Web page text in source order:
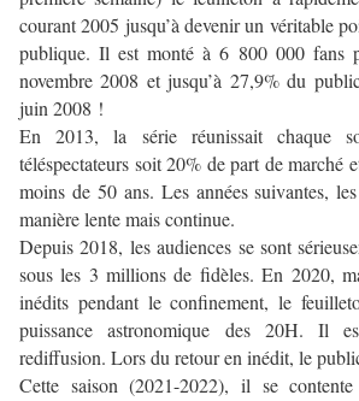
courant 2005 jusqu’à devenir un véritable
publique. Il est monté à 6 800 000 fans
novembre 2008 et jusqu’à 27,9% du
juin 2008 !
En 2013, la série réunissait chaque
téléspectateurs soit 20% de part de marché
moins de 50 ans. Les années suivantes,
manière lente mais continue.
Depuis 2018, les audiences se sont
sous les 3 millions de fidèles. En 2020,
inédits pendant le confinement, le
puissance astronomique des 20H. Il
rediffusion. Lors du retour en inédit, le
Cette saison (2021-2022), il se